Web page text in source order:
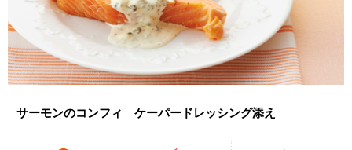
サーモンのコンフィ ケーパードレッシング添え